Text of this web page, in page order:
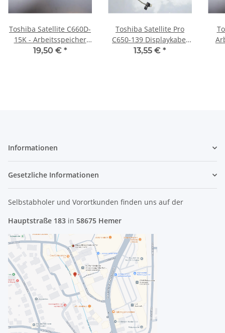
Toshiba Satellite C660D-
15K - Arbeitsspeicher
4GB RAM Memory DDR3
19,50 € *
Toshiba Satellite Pro
C650-139 Displaykabel
Videokabel
13,55 € *
Informationen
Gesetzliche Informationen
Selbstabholer und Vorortkunden finden uns auf der
Hauptstraße 183 in 58675 Hemer